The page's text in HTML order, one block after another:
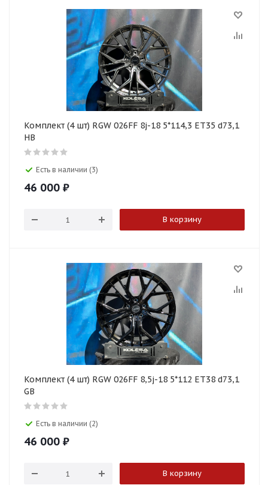
Комплект (4 шт) RGW 026FF 8j-18 5*114,3 ET35 d73,1
HB
Есть в наличии (3)
46 000 ₽
В корзину
Комплект (4 шт) RGW 026FF 8,5j-18 5*112 ET38 d73,1
GB
Есть в наличии (2)
46 000 ₽
В корзину